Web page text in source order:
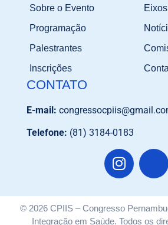
Sobre o Evento
Programação
Palestrantes
Inscrições
CONTATO
E-mail:
Telefone: (81) 3184-0183
© 2026 CPIIS – Congresso
Integração em Saúde. Todos os